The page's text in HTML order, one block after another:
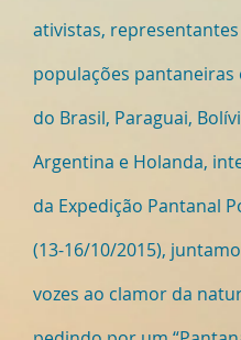
ativistas,
populações pantaneiras
do Brasil, Paraguai,
Argentina e Holanda,
da Expedição Pantanal
(13-16/10/2015),
vozes ao clamor da